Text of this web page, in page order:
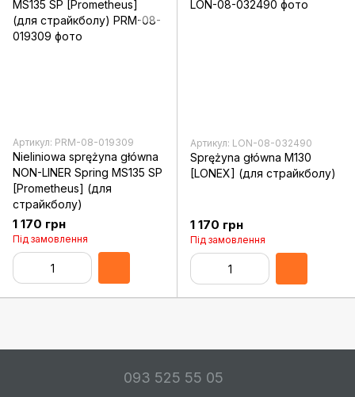
Артикул: PRM-08-019309
Nieliniowa sprężyna główna
NON-LINER Spring MS135 SP
[Prometheus] (для
страйкболу)
1 170 грн
Під замовлення
Артикул: LON-08-032490
Sprężyna główna M130
[LONEX] (для страйкболу)
1 170 грн
Під замовлення
093 525 55 05